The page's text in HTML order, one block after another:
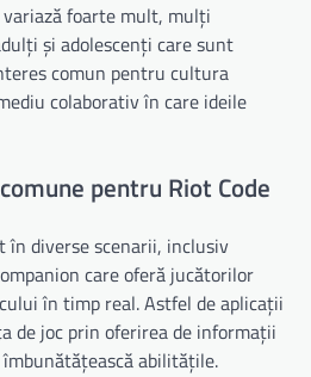
foarte mult, mulți
și adolescenți care sunt
comun pentru cultura
colaborativ în care ideile
pentru Riot Code
în diverse scenarii, inclusiv
care oferă jucătorilor
în timp real. Astfel de aplicații
de joc prin oferirea de informații
abilitățile.